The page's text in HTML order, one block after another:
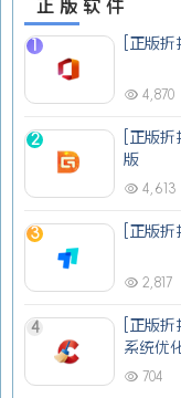
正版软件
1 [正版
4,870
2
[正版
版
4,613
3 [正版
2,817
4
[正版
系统优
704